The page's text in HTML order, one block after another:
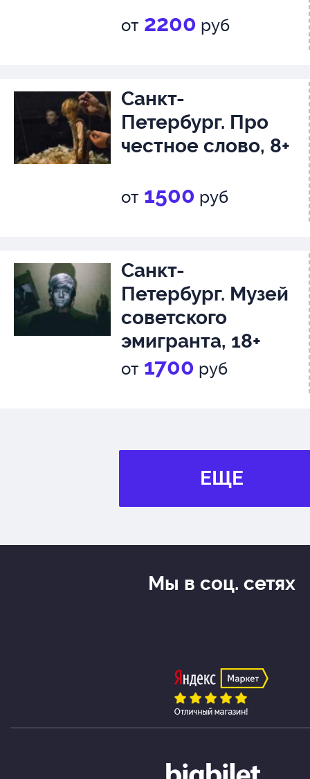
от 2200 руб
Санкт-
Петербург. Про
честное слово, 8+
от 1500 руб
Санкт-
Петербург. Музей
советского
эмигранта, 18+
от 1700 руб
ЕЩЕ
Мы в соц. сетях